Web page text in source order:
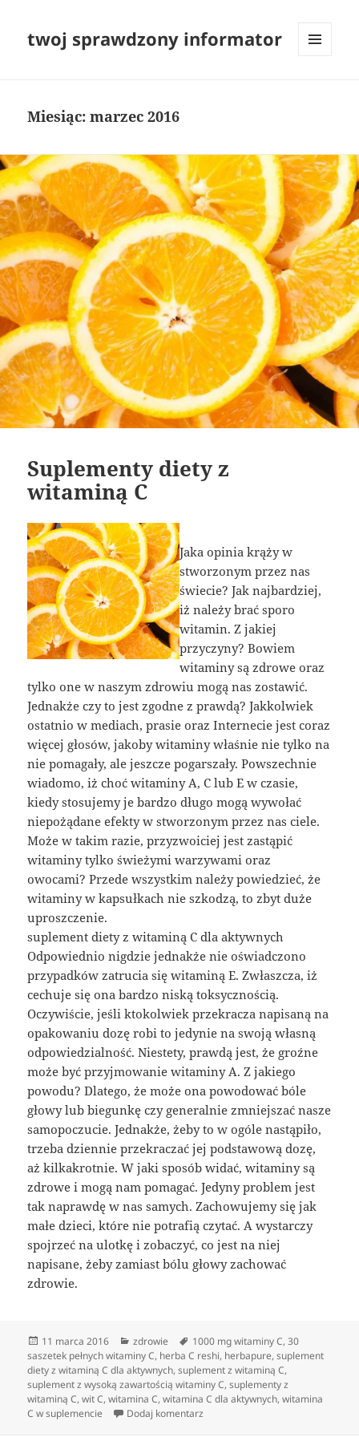
twoj sprawdzony informator
Miesiąc:marzec 2016
Suplementy diety z
witaminą C
Jaka opinia krąży w
stworzonym przez nas
świecie? Jak najbardziej,
iż należy brać sporo
witamin. Z jakiej
przyczyny? Bowiem
witaminy są zdrowe oraz
tylko one w naszym zdrowiu mogą nas zostawić.
Jednakże czy to jest zgodne z prawdą? Jakkolwiek
ostatnio w mediach, prasie oraz Internecie jest coraz
więcej głosów, jakoby witaminy właśnie nie tylko na
nie pomagały, ale jeszcze pogarszały. Powszechnie
wiadomo, iż choć witaminy A, C lub E w czasie,
kiedy stosujemy je bardzo długo mogą wywołać
niepożądane efekty w stworzonym przez nas ciele.
Może w takim razie, przyzwoiciej jest zastąpić
witaminy tylko świeżymi warzywami oraz
owocami? Przede wszystkim należy powiedzieć, że
witaminy w kapsułkach nie szkodzą, to zbyt duże
uproszczenie.
suplement diety z witaminą C dla aktywnych
Odpowiednio nigdzie jednakże nie oświadczono
przypadków zatrucia się witaminą E. Zwłaszcza, iż
cechuje się ona bardzo niską toksycznością.
Oczywiście, jeśli ktokolwiek przekracza napisaną na
opakowaniu dozę robi to jedynie na swoją własną
odpowiedzialność. Niestety, prawdą jest, że groźne
może być przyjmowanie witaminy A. Z jakiego
powodu? Dlatego, że może ona powodować bóle
głowy lub biegunkę czy generalnie zmniejszać nasze
samopoczucie. Jednakże, żeby to w ogóle nastąpiło,
trzeba dziennie przekraczać jej podstawową dozę,
aż kilkakrotnie. W jaki sposób widać, witaminy są
zdrowe i mogą nam pomagać. Jedyny problem jest
tak naprawdę w nas samych. Zachowujemy się jak
małe dzieci, które nie potrafią czytać. A wystarczy
spojrzeć na ulotkę i zobaczyć, co jest na niej
napisane, żeby zamiast bólu głowy zachować
zdrowie.
Data
publikacji
11 marca 2016 Kategorie
zdrowie Tagi
1000 mg witaminy C,30
saszetek pełnych witaminy C, herba C reshi, herbapure,suplement
diety z witaminą C dla aktywnych,suplement z witaminą C,
suplement z wysoką zawartością witaminy C,suplementy z
witaminą C,wit C,witamina C,witamina C dla aktywnych,witamina
C w suplemencie
Dodaj komentarz